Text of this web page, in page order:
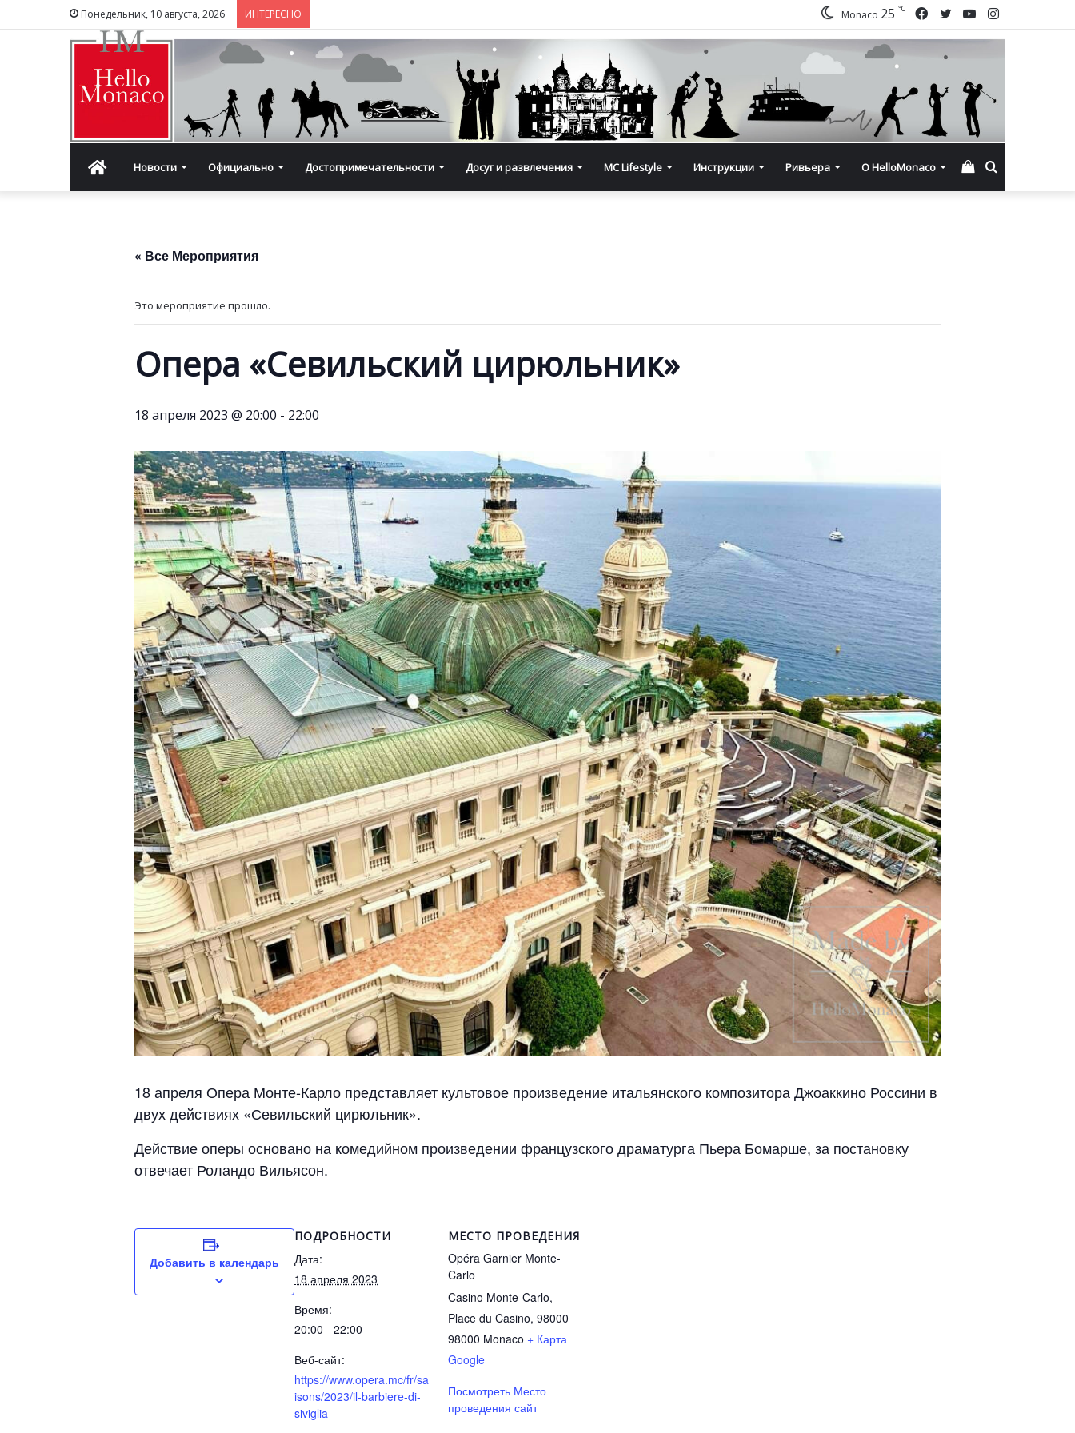
Понедельник, 10 августа, 2026 ИНТЕРЕСНО Instagram
YouTube
Twitter
Facebook
Monaco 25 ℃
ГлавнаяНовости Официально Достопримечательности Досуг и развлечения MC Lifestyle Инструкции Ривьера О HelloMonaco Смотреть
« Все Мероприятия
Это мероприятие прошло.
Опера «Севильский цирюльник»
18 апреля 2023 @ 20:00 - 22:00
18 апреля Опера Монте-Карло представляет культовое произведение итальянского композитора Джоаккино Россини в
двух действиях «Севильский цирюльник».
Действие оперы основано на комедийном произведении французского драматурга Пьера Бомарше, за постановку
отвечает Роландо Вильясон.
Добавить в календарь
ПОДРОБНОСТИ
Дата:
18 апреля 2023
Время:
20:00 - 22:00
Веб-сайт:
https://www.opera.mc/fr/sa
isons/2023/il-barbiere-di-
siviglia
МЕСТО ПРОВЕДЕНИЯ
Opéra Garnier Monte-
Carlo
Casino Monte-Carlo,
Place du Casino, 98000
98000 Monaco + Карта
Google
Посмотреть Место
проведения сайт